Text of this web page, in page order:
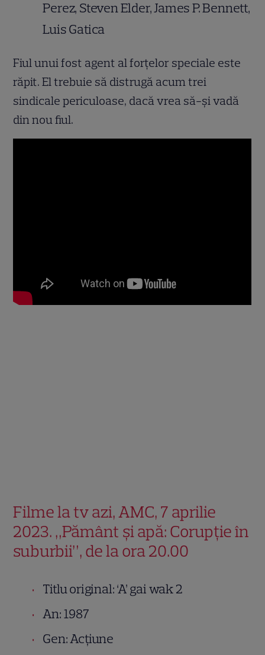
Perez, Steven Elder, James P. Bennett,
Luis Gatica
Fiul unui fost agent al forţelor speciale este
răpit. El trebuie să distrugă acum trei
sindicale periculoase, dacă vrea să-şi vadă
din nou fiul.
Filme la tv azi, AMC, 7 aprilie
2023. „Pământ și apă: Corupție în
suburbii”, de la ora 20.00
Titlu original: ‘A’ gai wak 2
An: 1987
Gen: Acțiune